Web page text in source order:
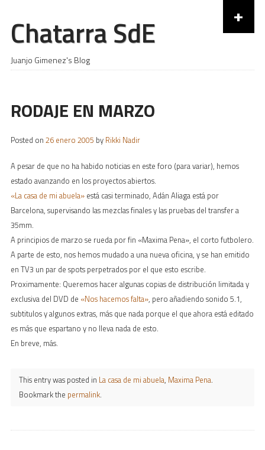
Chatarra SdE
Juanjo Gimenez's Blog
+
Skip to content
RODAJE EN MARZO
Posted on 26 enero 2005 by Rikki Nadir
A pesar de que no ha habido noticias en este foro (para variar), hemos
estado avanzando en los proyectos abiertos.
«La casa de mi abuela»está casi terminado, Adán Aliaga está por
Barcelona, supervisando las mezclas finales y las pruebas del transfer a
35mm.
A principios de marzo se rueda por fin «Maxima Pena», el corto futbolero.
A parte de esto, nos hemos mudado a una nueva oficina, y se han emitido
en TV3 un par de spots perpetrados por el que esto escribe.
Proximamente: Queremos hacer algunas copias de distribución limitada y
exclusiva del DVD de «Nos hacemos falta», pero añadiendo sonido 5.1,
subtitulos y algunos extras, más que nada porque el que ahora está editado
es más que espartano y no lleva nada de esto.
En breve, más.
This entry was posted in La casa de mi abuela, Maxima Pena.
Bookmark the permalink.